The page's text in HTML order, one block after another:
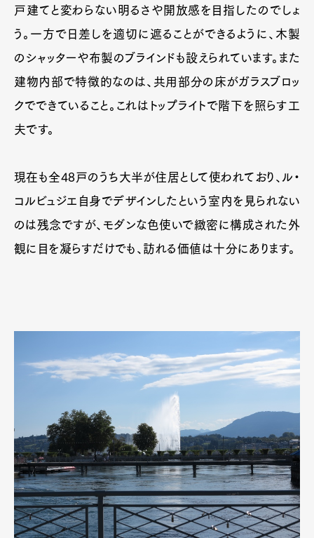
戸建てと変わらない明るさや開放感を目指したのでしょ
う。一方で日差しを適切に遮ることができるように、木製
のシャッターや布製のブラインドも設えられています。また
建物内部で特徴的なのは、共用部分の床がガラスブロッ
クでできていること。これはトップライトで階下を照らす工
夫です。
現在も全48戸のうち大半が住居として使われており、ル・
コルビュジエ自身でデザインしたという室内を見られない
のは残念ですが、モダンな色使いで緻密に構成された外
観に目を凝らすだけでも、訪れる価値は十分にあります。